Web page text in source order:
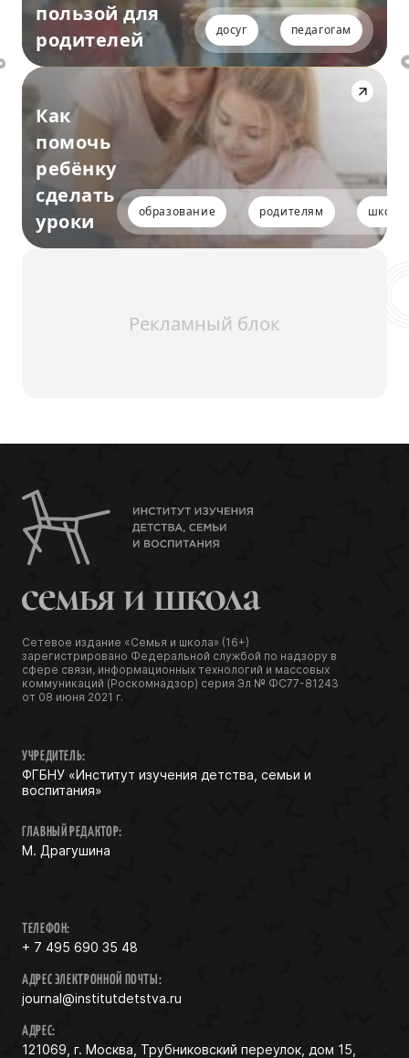
пользой для
родителей
досуг педагогам
Как
помочь
ребёнку
сделать
уроки
образование родителям
Рекламный блок
Сетевое издание «Семья и школа» (16+)
зарегистрировано Федеральной службой по надзору в
сфере связи, информационных технологий и массовых
коммуникаций (Роскомнадзор) серия Эл № ФС77-81243
от 08 июня 2021 г.
УЧРЕДИТЕЛЬ:
ФГБНУ «Институт изучения детства, семьи и
воспитания»
ГЛАВНЫЙ РЕДАКТОР:
М. Драгушина
ТЕЛЕФОН:
+ 7 495 690 35 48
АДРЕС ЭЛЕКТРОННОЙ ПОЧТЫ:
journal@institutdetstva.ru
АДРЕС:
121069, г. Москва, Трубниковский переулок, дом 15,